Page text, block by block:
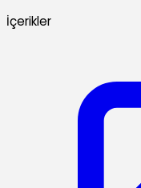
İçerikler